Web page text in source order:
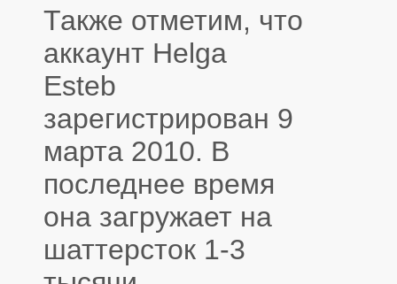
Также отметим, что
аккаунт Helga
Esteb
зарегистрирован 9
марта 2010. В
последнее время
она загружает на
шаттерсток 1-3